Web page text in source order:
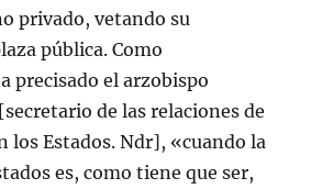
privado, vetando su
pública. Como
precisado el arzobispo
de las relaciones de
los Estados. Ndr], «cuando la
es, como tiene que ser,